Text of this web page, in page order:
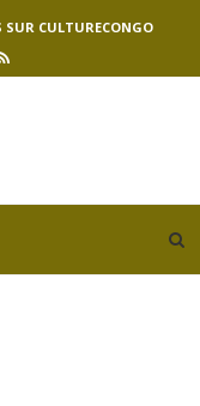
CULTURECONGO